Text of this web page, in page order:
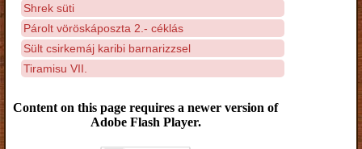
Shrek süti
Párolt vöröskáposzta 2.- céklás
Sült csirkemáj karibi barnarizzsel
Tiramisu VII.
Content on this page requires a newer version of
Adobe Flash Player.